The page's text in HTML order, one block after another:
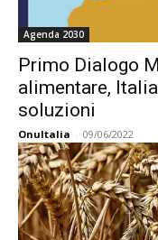
Agenda 2030
Primo Dialogo
alimentare,
soluzioni
OnuItalia - 09/06/2022